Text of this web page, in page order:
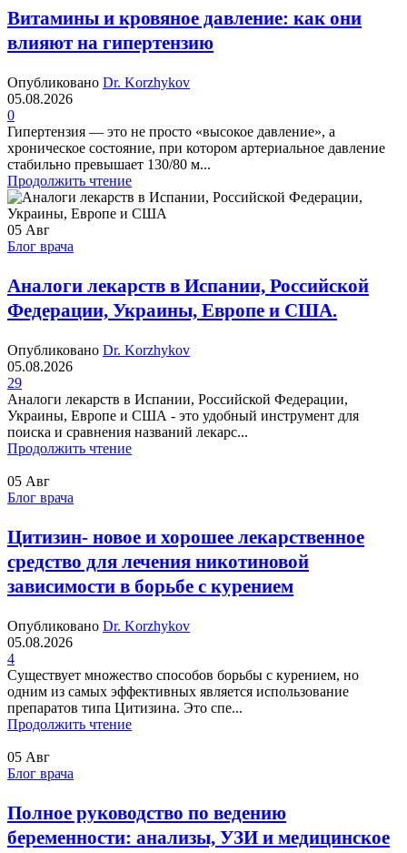
Витамины и кровяное давление: как они
влияют на гипертензию
Опубликовано Dr. Korzhykov
05.08.2026
0
Гипертензия — это не просто «высокое давление», а
хроническое состояние, при котором артериальное давление
стабильно превышает 130/80 м...
Продолжить чтение
05 Авг
Блог врача
Аналоги лекарств в Испании, Российской
Федерации, Украины, Европе и США.
Опубликовано Dr. Korzhykov
05.08.2026
29
Аналоги лекарств в Испании, Российской Федерации,
Украины, Европе и США - это удобный инструмент для
поиска и сравнения названий лекарс...
Продолжить чтение
05 Авг
Блог врача
Цитизин- новое и хорошее лекарственное
средство для лечения никотиновой
зависимости в борьбе с курением
Опубликовано Dr. Korzhykov
05.08.2026
4
Существует множество способов борьбы с курением, но
одним из самых эффективных является использование
препаратов типа Цитизина. Это спе...
Продолжить чтение
05 Авг
Блог врача
Полное руководство по ведению
беременности: анализы, УЗИ и медицинское